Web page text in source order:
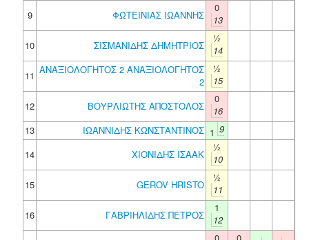
9
ΦΩΤΕΙΝΙΑΣ ΙΩΑΝΝΗΣ
0
13
10
ΣΙΣΜΑΝΙΔΗΣ ΔΗΜΗΤΡΙΟΣ
½
14
11 ΑΝΑΞΙΟΛΟΓΗΤΟΣ 2 ΑΝΑΞΙΟΛΟΓΗΤΟΣ
2
½
15
12
ΒΟΥΡΛΙΩΤΗΣ ΑΠΟΣΤΟΛΟΣ
0
16
13
ΙΩΑΝΝΙΔΗΣ ΚΩΝΣΤΑΝΤΙΝΟΣ 1 9
14
ΧΙΟΝΙΔΗΣ ΙΣΑΑΚ
½
10
15
GEROV HRISTO
½
11
16
ΓΑΒΡΙΗΛΙΔΗΣ ΠΕΤΡΟΣ
1
12